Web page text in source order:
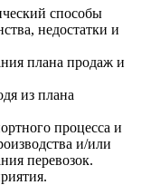
способы
недостатки и
плана продаж и
из плана
процесса и
и/или
перевозок.